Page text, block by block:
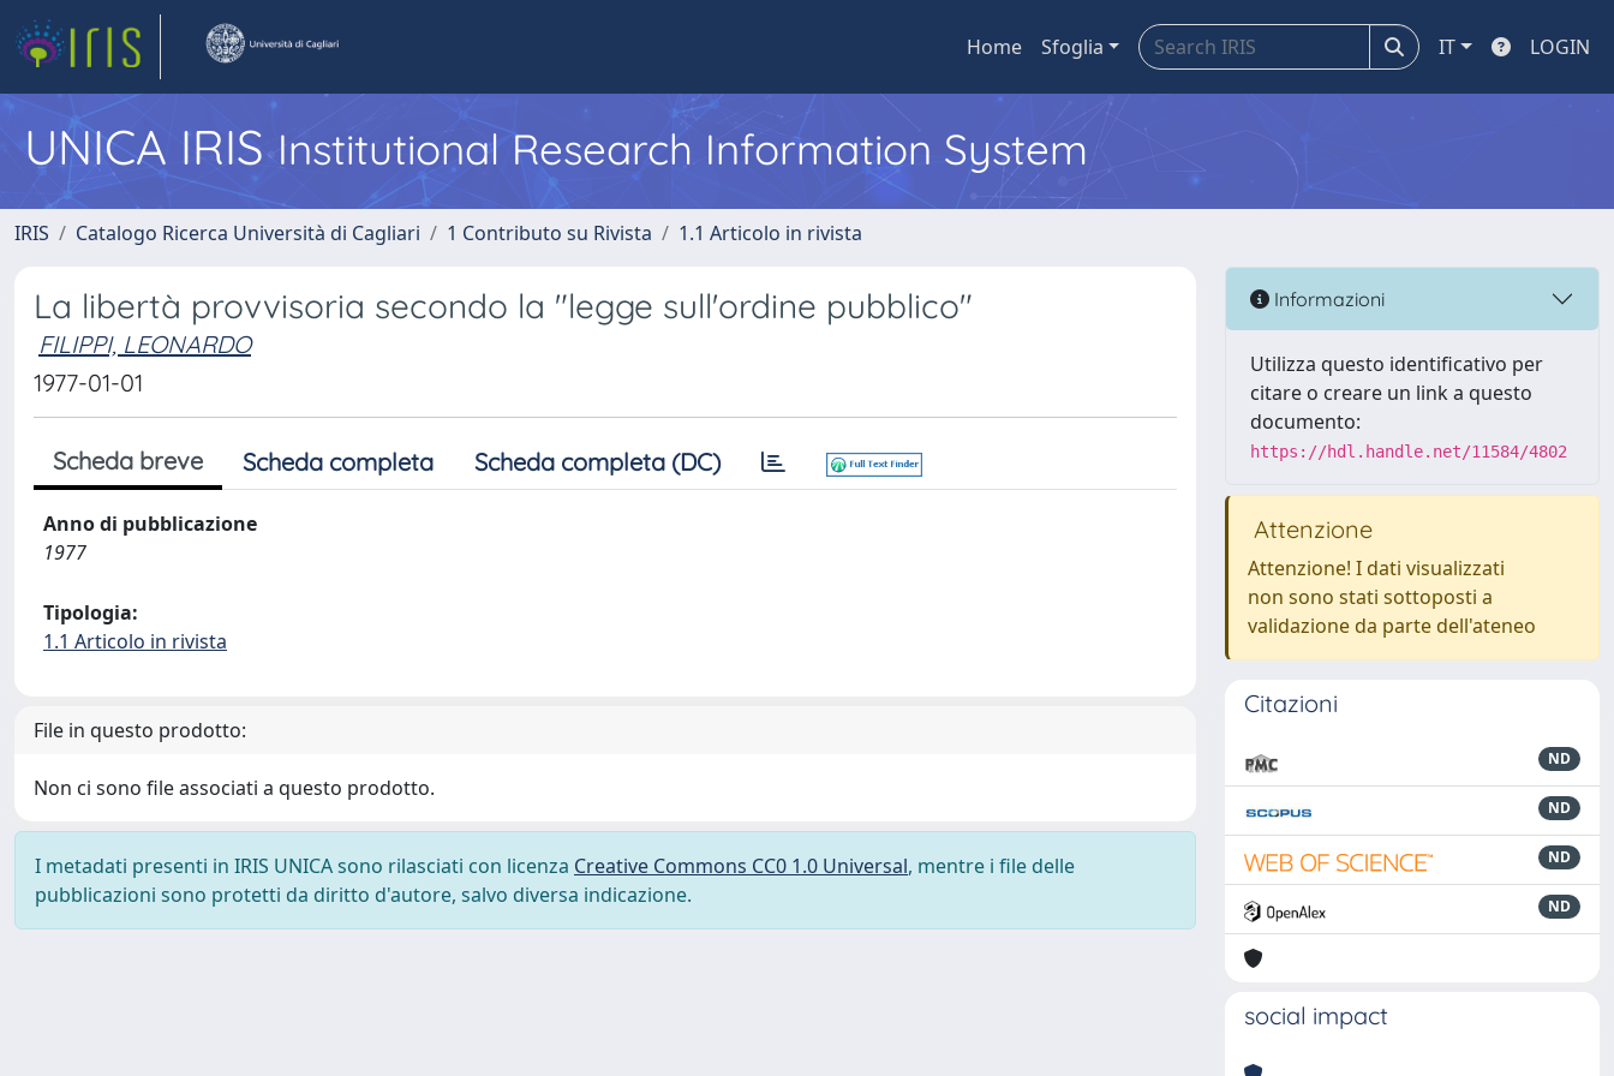
Home Sfoglia IT LOGIN
UNICA IRISInstitutional Research Information System
IRIS Catalogo Ricerca Università di Cagliari 1 Contributo su Rivista 1.1 Articolo in rivista
La libertà provvisoria secondo la "legge sull'ordine pubblico"
FILIPPI, LEONARDO
1977-01-01
Scheda breve Scheda completa Scheda completa (DC)
Anno di pubblicazione
1977
Tipologia:
1.1 Articolo in rivista
File in questo prodotto:
Non ci sono file associati a questo prodotto.
I metadati presenti in IRIS UNICA sono rilasciati con licenza Creative Commons CC0 1.0 Universal, mentre i file delle
pubblicazioni sono protetti da diritto d'autore, salvo diversa indicazione.
Informazioni
Utilizza questo identificativo per
citare o creare un link a questo
documento:
https://hdl.handle.net/11584/4802
Attenzione
Attenzione! I dati visualizzati
non sono stati sottoposti a
validazione da parte dell'ateneo
Citazioni
ND
ND
ND
ND
social impact